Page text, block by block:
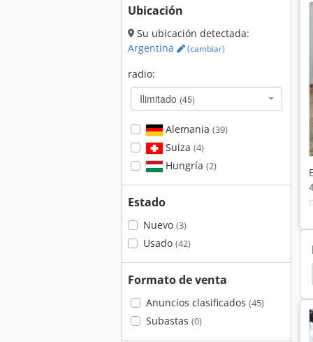
Ubicación
Su ubicación detectada:
Argentina
(cambiar)
radio:
Ilimitado (45)
Alemania (39)
Suiza (4)
Hungría (2)
Estado
Nuevo (3)
Usado (42)
Formato de venta
Anuncios clasificados (45)
Subastas (0)
Iveco Generadores